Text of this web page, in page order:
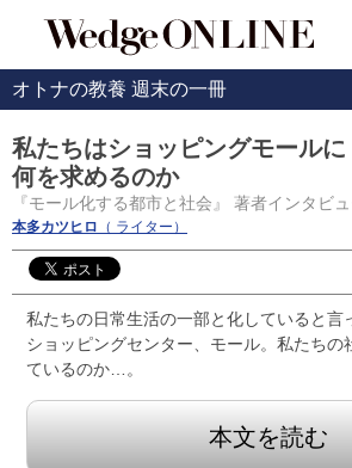
オトナの教養 週末の一冊
私たちはショッピングモールに
何を求めるのか
『モール化する都市と社会』 著者インタビ
本多カツヒロ （ ライター）
私たちの日常生活の一部と化していると言
ショッピングセンター、モール。私たちの
ているのか…。
本文を読む